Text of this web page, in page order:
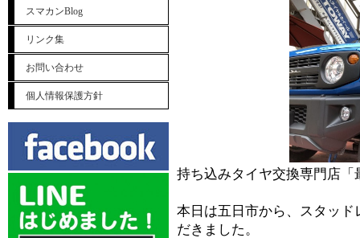
スマカンBlog
リンク集
お問い合わせ
個人情報保護方針
持ち込みタイヤ交換専門店「
本日は五日市から、スタッ
だきました。